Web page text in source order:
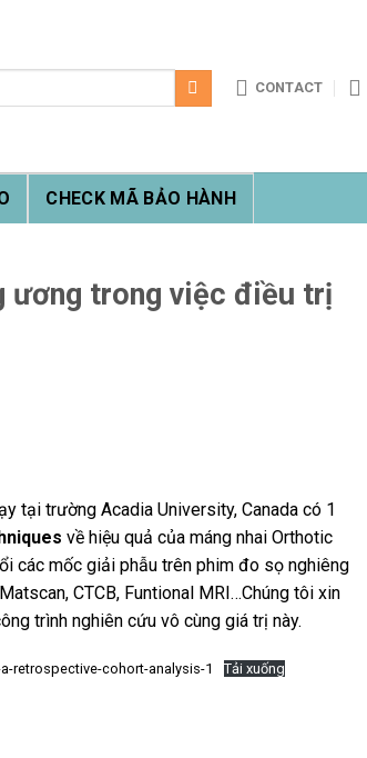
CONTACT
CHECK MÃ BẢO HÀNH
ương trong việc điều trị
tại trường Acadia University, Canada có 1
về hiệu quả của máng nhai Orthotic
các mốc giải phẫu trên phim đo sọ nghiêng
CTCB, Funtional MRI…Chúng tôi xin
trình nghiên cứu vô cùng giá trị này.
retrospective-cohort-analysis-1 Tải xuống